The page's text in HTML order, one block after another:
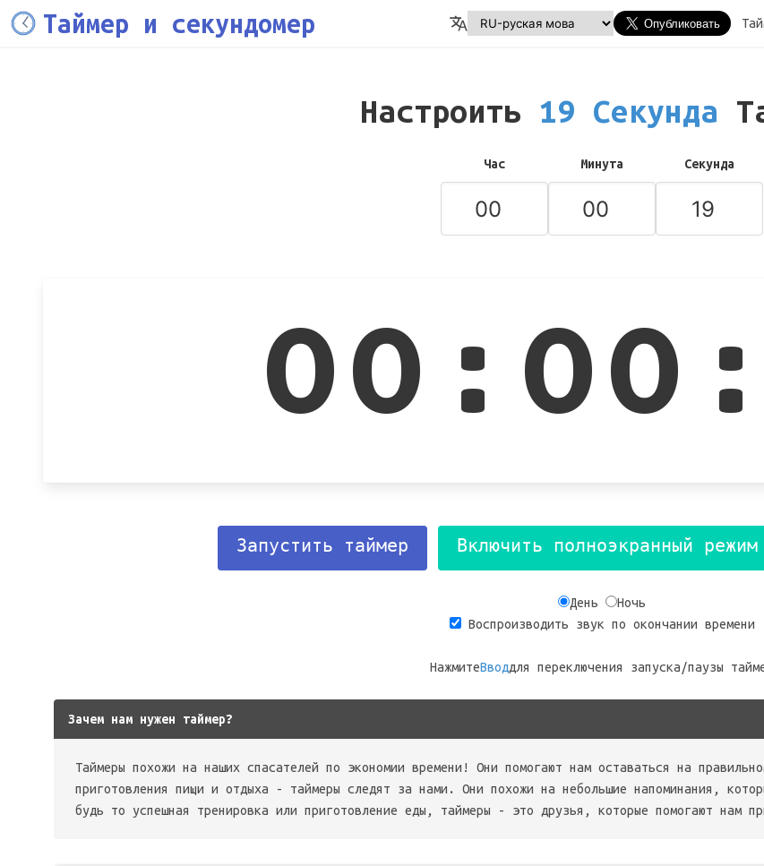
Таймер и секундомер
Настроить 19 Секунда
Час Минута Секунда
Запустить таймер Включить полноэкранный режим
День
Ночь
Воспроизводить звук по окончании времени
НажмитеВводдля переключения запуска/паузы
Зачем нам нужен таймер?
Таймеры похожи на наших спасателей по экономии времени! Они помогают нам оставаться на
приготовления пищи и отдыха - таймеры следят за нами. Они похожи на небольшие напоминания,
будь то успешная тренировка или приготовление еды, таймеры - это друзья, которые помогают нам